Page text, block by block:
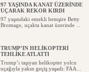
97 YAŞINDA KANAT ÜZERİNDE
UÇARAK REKOR KIRDI
97 yaşındaki emekli hemşire Betty
Bromage, uçakta kanat üzerinde ...
TRUMP’IN HELİKOPTERİ
TEHLİKE ATLATTI
Trump’ı taşıyan helikopter yolcu
uçağıyla yakın geçiş yaşadı: FAA...